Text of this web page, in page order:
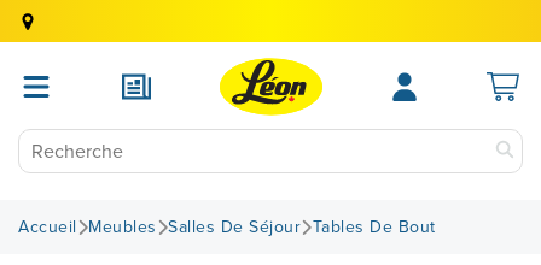
Accueil Meubles Salles De Séjour Tables De Bout